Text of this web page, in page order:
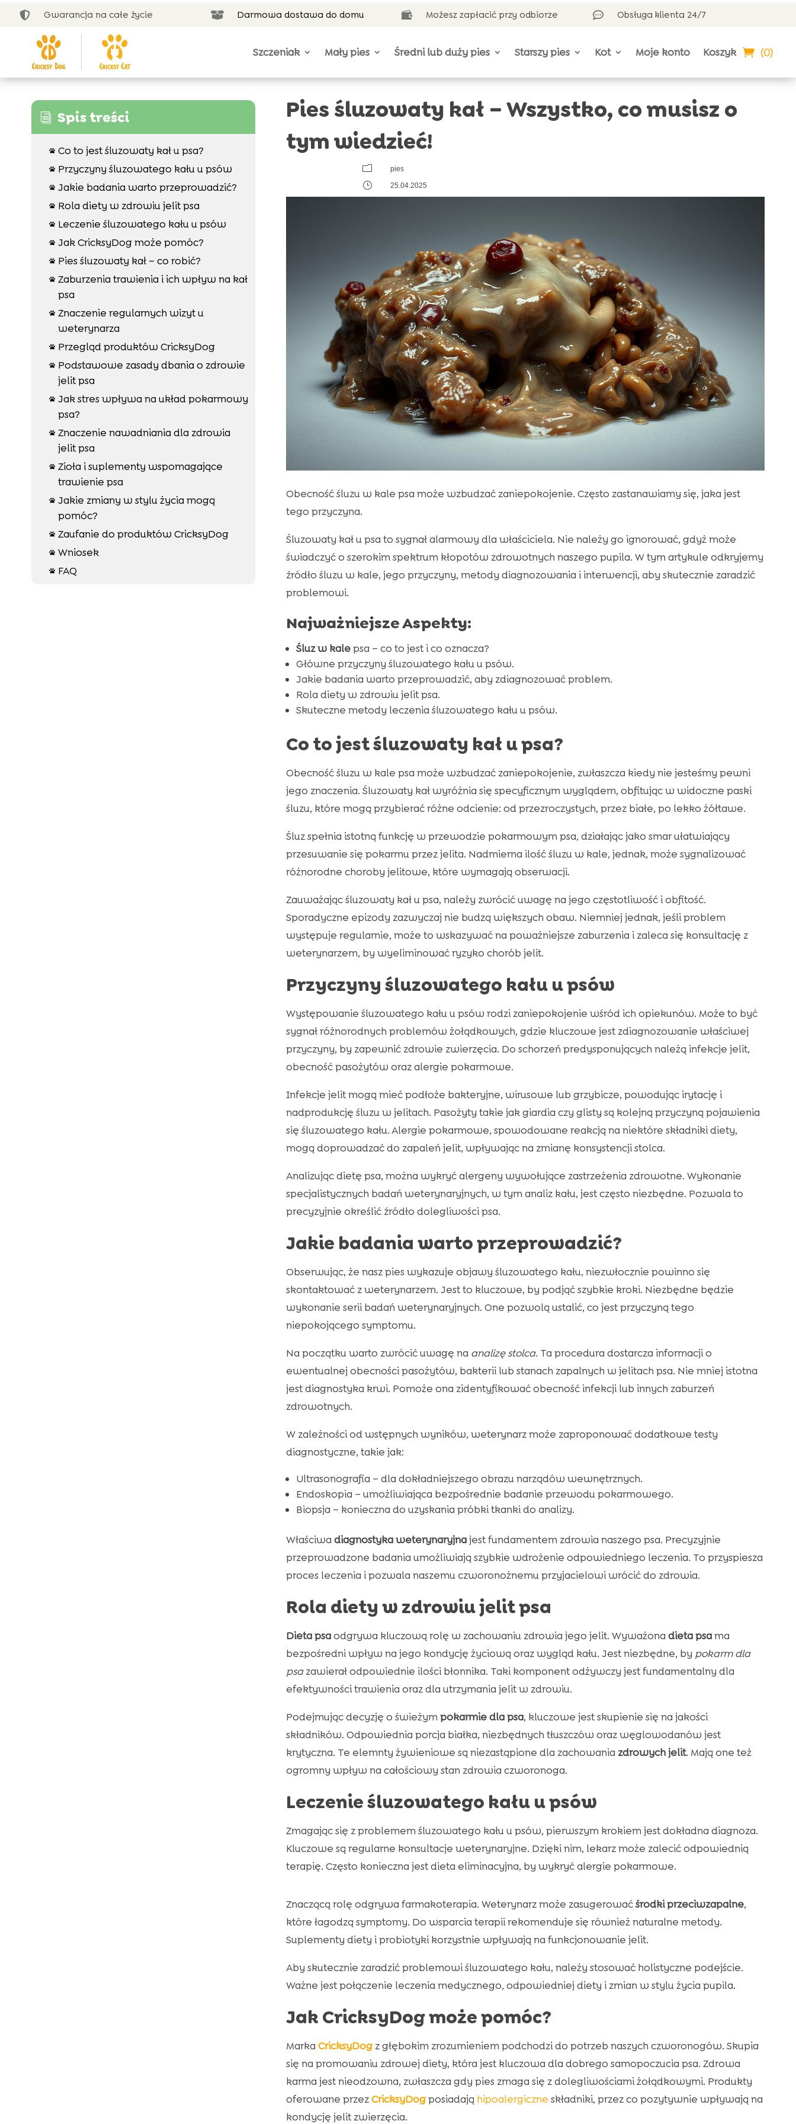
 Gwarancja na całe życie  Darmowa dostawa do domu  Możesz zapłacić przy odbiorze  Obsługa klienta 24/7
Szczeniak Mały pies Średni lub duży pies Starszy pies Kot Moje konto Koszyk (0)
i Spis treści
 Co to jest śluzowaty kał u psa?
 Przyczyny śluzowatego kału u psów
 Jakie badania warto przeprowadzić?
 Rola diety w zdrowiu jelit psa
 Leczenie śluzowatego kału u psów
 Jak CricksyDog może pomóc?
 Pies śluzowaty kał – co robić?
 Zaburzenia trawienia i ich wpływ na kał
psa
 Znaczenie regularnych wizyt u
weterynarza
 Przegląd produktów CricksyDog

Podstawowe zasady dbania o zdrowie
jelit psa
 Jak stres wpływa na układ pokarmowy
psa?
 Znaczenie nawadniania dla zdrowia
jelit psa
 Zioła i suplementy wspomagające
trawienie psa
 Jakie zmiany w stylu życia mogą
pomóc?
 Zaufanie do produktów CricksyDog
 Wniosek
 FAQ
Pies śluzowaty kał – Wszystko, co musisz o
tym wiedzieć!
m pies
} 25.04.2025
Obecność śluzu w kale psa może wzbudzać zaniepokojenie. Często zastanawiamy się, jaka jest
tego przyczyna.
Śluzowaty kał u psa to sygnał alarmowy dla właściciela. Nie należy go ignorować, gdyż może
świadczyć o szerokim spektrum kłopotów zdrowotnych naszego pupila. W tym artykule odkryjemy
źródło śluzu w kale, jego przyczyny, metody diagnozowania i interwencji, aby skutecznie zaradzić
problemowi.
Najważniejsze Aspekty:
Śluz w kalepsa – co to jest i co oznacza?
Główne przyczyny śluzowatego kału u psów.
Jakie badania warto przeprowadzić, aby zdiagnozować problem.
Rola diety w zdrowiu jelit psa.
Skuteczne metody leczenia śluzowatego kału u psów.
Co to jest śluzowaty kał u psa?
Obecność śluzu w kale psa może wzbudzać zaniepokojenie, zwłaszcza kiedy nie jesteśmy pewni
jego znaczenia. Śluzowaty kał wyróżnia się specyficznym wyglądem, obfitując w widoczne paski
śluzu, które mogą przybierać różne odcienie: od przezroczystych, przez białe, po lekko żółtawe.
Śluz spełnia istotną funkcję w przewodzie pokarmowym psa, działając jako smar ułatwiający
przesuwanie się pokarmu przez jelita. Nadmierna ilość śluzu w kale, jednak, może sygnalizować
różnorodne choroby jelitowe, które wymagają obserwacji.
Zauważając śluzowaty kał u psa, należy zwrócić uwagę na jego częstotliwość i obfitość.
Sporadyczne epizody zazwyczaj nie budzą większych obaw. Niemniej jednak, jeśli problem
występuje regularnie, może to wskazywać na poważniejsze zaburzenia i zaleca się konsultację z
weterynarzem, by wyeliminować ryzyko chorób jelit.
Przyczyny śluzowatego kału u psów
Występowanie śluzowatego kału u psów rodzi zaniepokojenie wśród ich opiekunów. Może to być
sygnał różnorodnych problemów żołądkowych, gdzie kluczowe jest zdiagnozowanie właściwej
przyczyny, by zapewnić zdrowie zwierzęcia. Do schorzeń predysponujących należą infekcje jelit,
obecność pasożytów oraz alergie pokarmowe.
Infekcje jelit mogą mieć podłoże bakteryjne, wirusowe lub grzybicze, powodując irytację i
nadprodukcję śluzu w jelitach. Pasożyty takie jak giardia czy glisty są kolejną przyczyną pojawienia
się śluzowatego kału. Alergie pokarmowe, spowodowane reakcją na niektóre składniki diety,
mogą doprowadzać do zapaleń jelit, wpływając na zmianę konsystencji stolca.
Analizując dietę psa, można wykryć alergeny wywołujące zastrzeżenia zdrowotne. Wykonanie
specjalistycznych badań weterynaryjnych, w tym analiz kału, jest często niezbędne. Pozwala to
precyzyjnie określić źródło dolegliwości psa.
Jakie badania warto przeprowadzić?
Obserwując, że nasz pies wykazuje objawy śluzowatego kału, niezwłocznie powinno się
skontaktować z weterynarzem. Jest to kluczowe, by podjąć szybkie kroki. Niezbędne będzie
wykonanie serii badań weterynaryjnych. One pozwolą ustalić, co jest przyczyną tego
niepokojącego symptomu.
Na początku warto zwrócić uwagę na analizę stolca. Ta procedura dostarcza informacji o
ewentualnej obecności pasożytów, bakterii lub stanach zapalnych w jelitach psa. Nie mniej istotna
jest diagnostyka krwi. Pomoże ona zidentyfikować obecność infekcji lub innych zaburzeń
zdrowotnych.
W zależności od wstępnych wyników, weterynarz może zaproponować dodatkowe testy
diagnostyczne, takie jak:
Ultrasonografia – dla dokładniejszego obrazu narządów wewnętrznych.
Endoskopia – umożliwiająca bezpośrednie badanie przewodu pokarmowego.
Biopsja – konieczna do uzyskania próbki tkanki do analizy.
Właściwa diagnostyka weterynaryjnajest fundamentem zdrowia naszego psa. Precyzyjnie
przeprowadzone badania umożliwiają szybkie wdrożenie odpowiedniego leczenia. To przyspiesza
proces leczenia i pozwala naszemu czworonożnemu przyjacielowi wrócić do zdrowia.
Rola diety w zdrowiu jelit psa
Dieta psaodgrywa kluczową rolę w zachowaniu zdrowia jego jelit. Wyważona dieta psama
bezpośredni wpływ na jego kondycję życiową oraz wygląd kału. Jest niezbędne, by pokarm dla
psazawierał odpowiednie ilości błonnika. Taki komponent odżywczy jest fundamentalny dla
efektywności trawienia oraz dla utrzymania jelit w zdrowiu.
Podejmując decyzję o świeżym pokarmie dla psa, kluczowe jest skupienie się na jakości
składników. Odpowiednia porcja białka, niezbędnych tłuszczów oraz węglowodanów jest
krytyczna. Te elemnty żywieniowe są niezastąpione dla zachowania zdrowych jelit. Mają one też
ogromny wpływ na całościowy stan zdrowia czworonoga.
Leczenie śluzowatego kału u psów
Zmagając się z problemem śluzowatego kału u psów, pierwszym krokiem jest dokładna diagnoza.
Kluczowe są regularne konsultacje weterynaryjne. Dzięki nim, lekarz może zalecić odpowiednią
terapię. Często konieczna jest dieta eliminacyjna, by wykryć alergie pokarmowe.
Znaczącą rolę odgrywa farmakoterapia. Weterynarz może zasugerowaćśrodki przeciwzapalne,
które łagodzą symptomy. Do wsparcia terapii rekomenduje się również naturalne metody.
Suplementy diety i probiotyki korzystnie wpływają na funkcjonowanie jelit.
Aby skutecznie zaradzić problemowi śluzowatego kału, należy stosować holistyczne podejście.
Ważne jest połączenie leczenia medycznego, odpowiedniej diety i zmian w stylu życia pupila.
Jak CricksyDog może pomóc?
Marka CricksyDogz głębokim zrozumieniem podchodzi do potrzeb naszych czworonogów. Skupia
się na promowaniu zdrowej diety, która jest kluczowa dla dobrego samopoczucia psa. Zdrowa
karma jest nieodzowna, zwłaszcza gdy pies zmaga się z dolegliwościami żołądkowymi. Produkty
oferowane przezCricksyDogposiadają hipoalergiczne składniki, przez co pozytywnie wpływają na
kondycję jelit zwierzęcia.